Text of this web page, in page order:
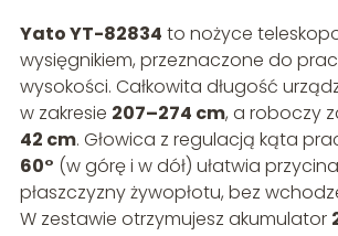
Yato YT-82834 to nożyce
wysięgnikiem, przeznaczone do
wysokości. Całkowita długość
w zakresie 207–274 cm, a roboczy
42 cm. Głowica z regulacją kąta
60° (w górę i w dół) ułatwia
płaszczyzny żywopłotu, bez
W zestawie otrzymujesz akumulator